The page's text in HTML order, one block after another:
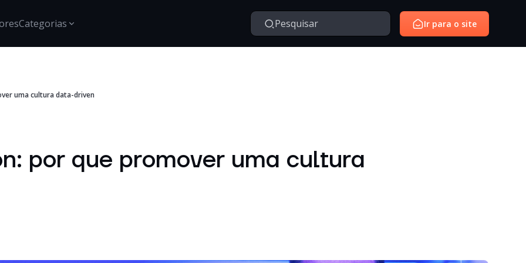
Categorias
Segurança
corporativo.
ambientes corporativos.
Ir para o site
uma cultura data-driven
por que promover uma cultura